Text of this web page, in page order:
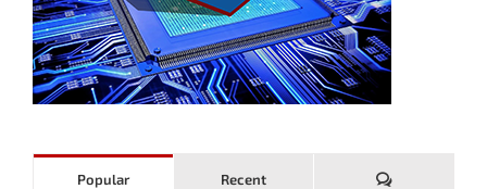
Popular Recent Komentari